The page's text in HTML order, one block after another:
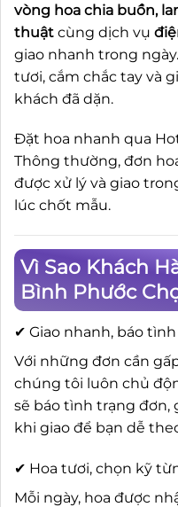
vòng hoa chia buồn,
thuật cùng dịch vụ
giao nhanh trong
tươi, cắm chắc tay và
khách đã dặn.
Đặt hoa nhanh qua
Thông thường, đơn
được xử lý và giao
lúc chốt mẫu.
Vì Sao Khách
Bình Phước
✔ Giao nhanh, báo
Với những đơn cần
chúng tôi luôn chủ
sẽ báo tình trạng
khi giao để bạn dễ
✔ Hoa tươi, chọn kỹ
Mỗi ngày, hoa được